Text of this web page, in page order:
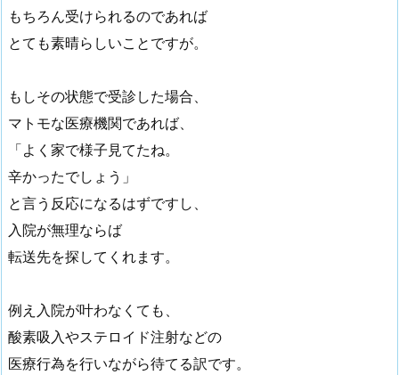
もちろん受けられるのであれば
とても素晴らしいことですが。
もしその状態で受診した場合、
マトモな医療機関であれば、
「よく家で様子見てたね。
辛かったでしょう」
と言う反応になるはずですし、
入院が無理ならば
転送先を探してくれます。
例え入院が叶わなくても、
酸素吸入やステロイド注射などの
医療行為を行いながら待てる訳です。